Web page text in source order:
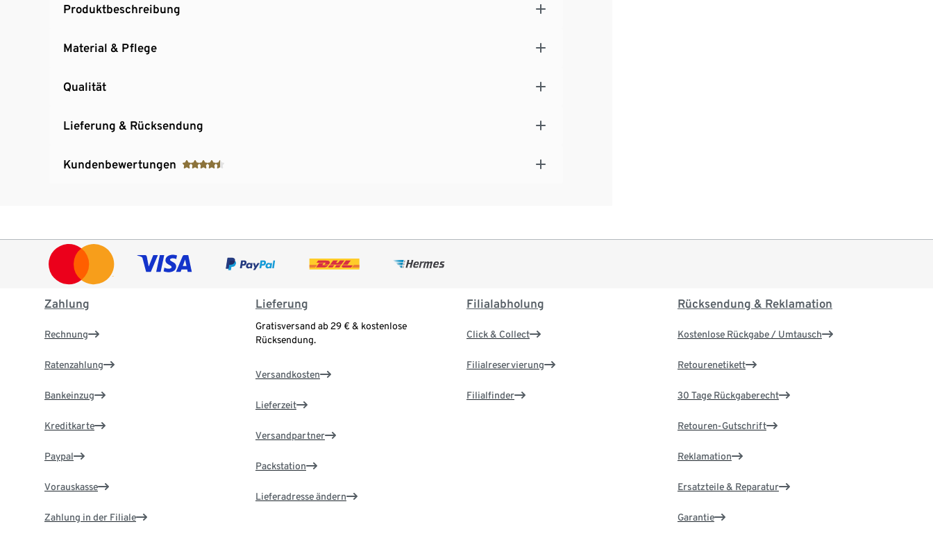
Produktbeschreibung
Material & Pflege
Qualität
Lieferung & Rücksendung
Kundenbewertungen
Zahlung
Rechnung
Ratenzahlung
Bankeinzug
Kreditkarte
Paypal
Vorauskasse
Zahlung in der Filiale
Lieferung
Gratisversand ab 29 € & kostenlose
Rücksendung.
Versandkosten
Lieferzeit
Versandpartner
Packstation
Lieferadresse ändern
Filialabholung
Click & Collect
Filialreservierung
Filialfinder
Rücksendung & Reklamation
Kostenlose Rückgabe / Umtausch
Retourenetikett
30 Tage Rückgaberecht
Retouren-Gutschrift
Reklamation
Ersatzteile & Reparatur
Garantie